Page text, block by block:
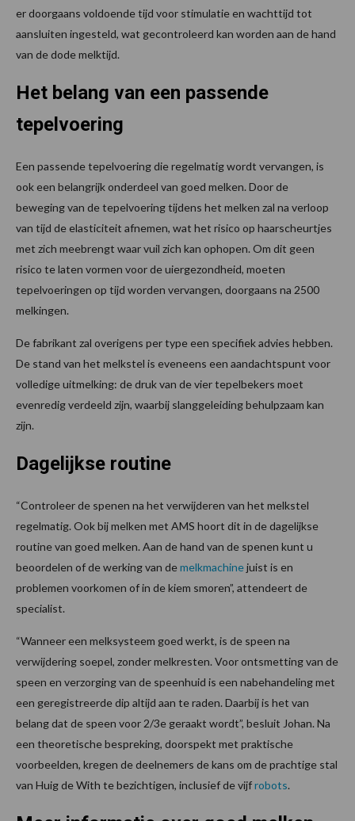
er doorgaans voldoende tijd voor stimulatie en wachttijd tot
aansluiten ingesteld, wat gecontroleerd kan worden aan de hand
van de dode melktijd.
Het belang van een passende
tepelvoering
Een passende tepelvoering die regelmatig wordt vervangen, is
ook een belangrijk onderdeel van goed melken. Door de
beweging van de tepelvoering tijdens het melken zal na verloop
van tijd de elasticiteit afnemen, wat het risico op haarscheurtjes
met zich meebrengt waar vuil zich kan ophopen. Om dit geen
risico te laten vormen voor de uiergezondheid, moeten
tepelvoeringen op tijd worden vervangen, doorgaans na 2500
melkingen.
De fabrikant zal overigens per type een specifiek advies hebben.
De stand van het melkstel is eveneens een aandachtspunt voor
volledige uitmelking: de druk van de vier tepelbekers moet
evenredig verdeeld zijn, waarbij slanggeleiding behulpzaam kan
zijn.
Dagelijkse routine
“Controleer de spenen na het verwijderen van het melkstel
regelmatig. Ook bij melken met AMS hoort dit in de dagelijkse
routine van goed melken. Aan de hand van de spenen kunt u
beoordelen of de werking van demelkmachinejuist is en
problemen voorkomen of in de kiem smoren”, attendeert de
specialist.
“Wanneer een melksysteem goed werkt, is de speen na
verwijdering soepel, zonder melkresten. Voor ontsmetting van de
speen en verzorging van de speenhuid is een nabehandeling met
een geregistreerde dip altijd aan te raden. Daarbij is het van
belang dat de speen voor 2/3e geraakt wordt”, besluit Johan. Na
een theoretische bespreking, doorspekt met praktische
voorbeelden, kregen de deelnemers de kans om de prachtige stal
van Huig de With te bezichtigen, inclusief de vijfrobots.